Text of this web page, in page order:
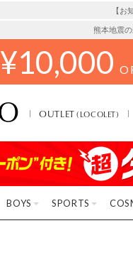
【
熊本地震
¥10,000
OUTLET(LOCOLET)
BOYS SPORTS